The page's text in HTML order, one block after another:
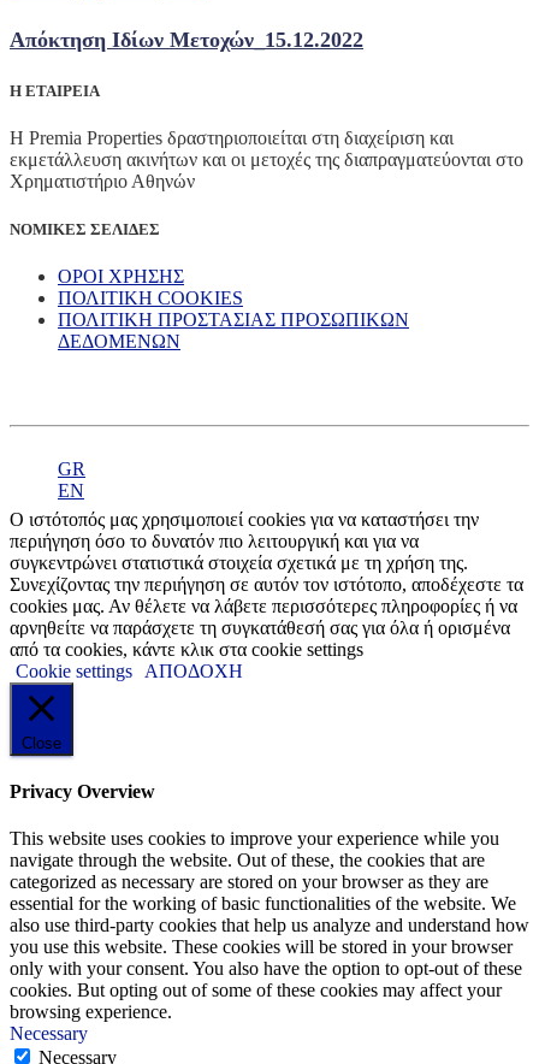
Απόκτηση Ιδίων Μετοχών_15.12.2022
Η ΕΤΑΙΡΕΙΑ
Η Premia Properties δραστηριοποιείται στη διαχείριση και
εκμετάλλευση ακινήτων και οι μετοχές της διαπραγματεύονται στο
Χρηματιστήριο Αθηνών
ΝΟΜΙΚΕΣ ΣΕΛΙΔΕΣ
ΟΡΟΙ ΧΡΗΣΗΣ
ΠΟΛΙΤΙΚΗ COOKIES
ΠΟΛΙΤΙΚΗ ΠΡΟΣΤΑΣΙΑΣ ΠΡΟΣΩΠΙΚΩΝ
ΔΕΔΟΜΕΝΩΝ
GR
EN
Ο ιστότοπός μας χρησιμοποιεί cookies για να καταστήσει την
περιήγηση όσο το δυνατόν πιο λειτουργική και για να
συγκεντρώνει στατιστικά στοιχεία σχετικά με τη χρήση της.
Συνεχίζοντας την περιήγηση σε αυτόν τον ιστότοπο, αποδέχεστε τα
cookies μας. Αν θέλετε να λάβετε περισσότερες πληροφορίες ή να
αρνηθείτε να παράσχετε τη συγκατάθεσή σας για όλα ή ορισμένα
από τα cookies, κάντε κλικ στα cookie settings
Cookie settings
ΑΠΟΔΟΧΗ
Close
Privacy Overview
This website uses cookies to improve your experience while you
navigate through the website. Out of these, the cookies that are
categorized as necessary are stored on your browser as they are
essential for the working of basic functionalities of the website. We
also use third-party cookies that help us analyze and understand how
you use this website. These cookies will be stored in your browser
only with your consent. You also have the option to opt-out of these
cookies. But opting out of some of these cookies may affect your
browsing experience.
Necessary
Necessary